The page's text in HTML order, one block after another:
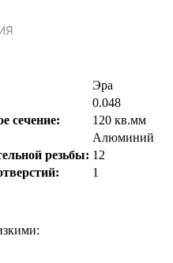
Эра
0.048
сечение:
120 кв.мм
Алюминий
резьбы: 12
1